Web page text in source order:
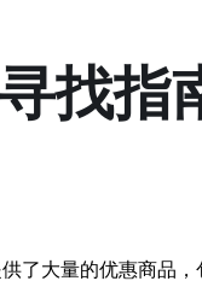
找指
了大量的优惠商品